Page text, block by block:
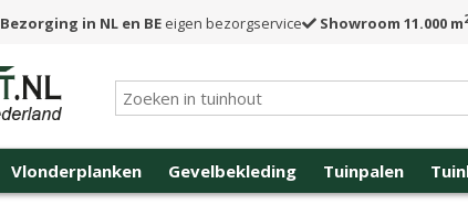
Bezorging in NL en BE eigen bezorgservice Showroom 11.000 m
Vlonderplanken Gevelbekleding Tuinpalen